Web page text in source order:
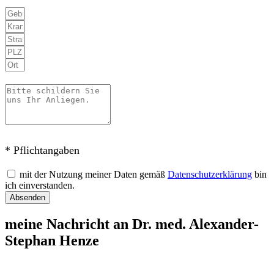
* Pflichtangaben
mit der Nutzung meiner Daten gemäß Datenschutzerklärung bin
ich einverstanden.
Absenden
meine Nachricht an Dr. med. Alexander-
Stephan Henze